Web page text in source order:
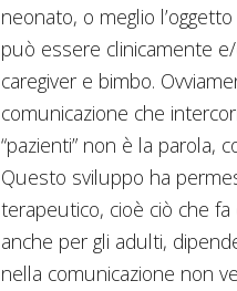
neonato, o meglio
può essere clinicamente
caregiver e bimbo.
comunicazione che
“pazienti” non è la parola,
Questo sviluppo ha
terapeutico, cioè ciò che
anche per gli adulti,
nella comunicazione non